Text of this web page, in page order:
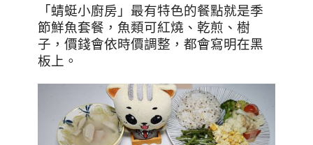
「蜻蜓小廚房」最有特色的餐點就是季
節鮮魚套餐，魚類可紅燒、乾煎、樹
子，價錢會依時價調整，都會寫明在黑
板上。